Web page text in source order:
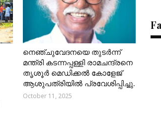
നെഞ്ചുവേദനയെ തുടർന്ന്
മന്ത്രി കടന്നപ്പള്ളി രാമചന്ദ്രനെ
തൃശൂർ മെഡിക്കൽ കോളേജ്
ആശുപത്രിയിൽ പ്രവേശിപ്പിച്ചു.
October 11, 2025